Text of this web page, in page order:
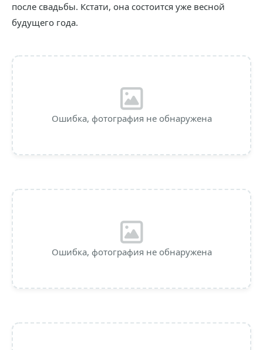
после свадьбы. Кстати, она состоится уже весной
будущего года.
Ошибка, фотография не обнаружена
Ошибка, фотография не обнаружена